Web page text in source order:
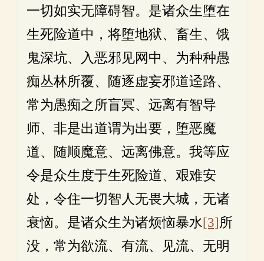
一切如实无障碍智。是诸众生堕在
生死险道中，将堕地狱、畜生、饿
鬼深坑、入恶邪见网中、为种种愚
痴丛林所覆、随逐虚妄邪道迳路、
常为愚痴之所盲冥、远离有智导
师、非是出道谓为出要，堕恶魔
道、随顺魔意、远离佛意。我等应
令是众生度于生死险道、艰难安
处，令住一切智人无畏大城，无诸
衰恼。是诸众生为诸烦恼暴水[3]所
没，常为欲流、有流、见流、无明